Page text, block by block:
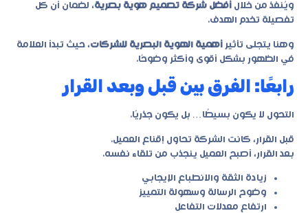
ويُنفذ من خلال أفضل شركة تصميم هوية بصرية، لضمان أن كل
تفصيلة تخدم الهدف.
وهنا يتجلى تأثير أهمية الهوية البصرية للشركات، حيث تبدأ العلامة
في الظهور بشكل أقوى وأكثر وضوحًا.
رابعًا: الفرق بين قبل وبعد القرار
التحول لا يكون بسيطًا… بل يكون جذريًا.
قبل القرار، كانت الشركة تحاول إقناع العميل.
بعد القرار، أصبح العميل ينجذب من تلقاء نفسه.
زيادة الثقة والانطباع الإيجابي
وضوح الرسالة وسهولة التمييز
ارتفاع معدلات التفاعل